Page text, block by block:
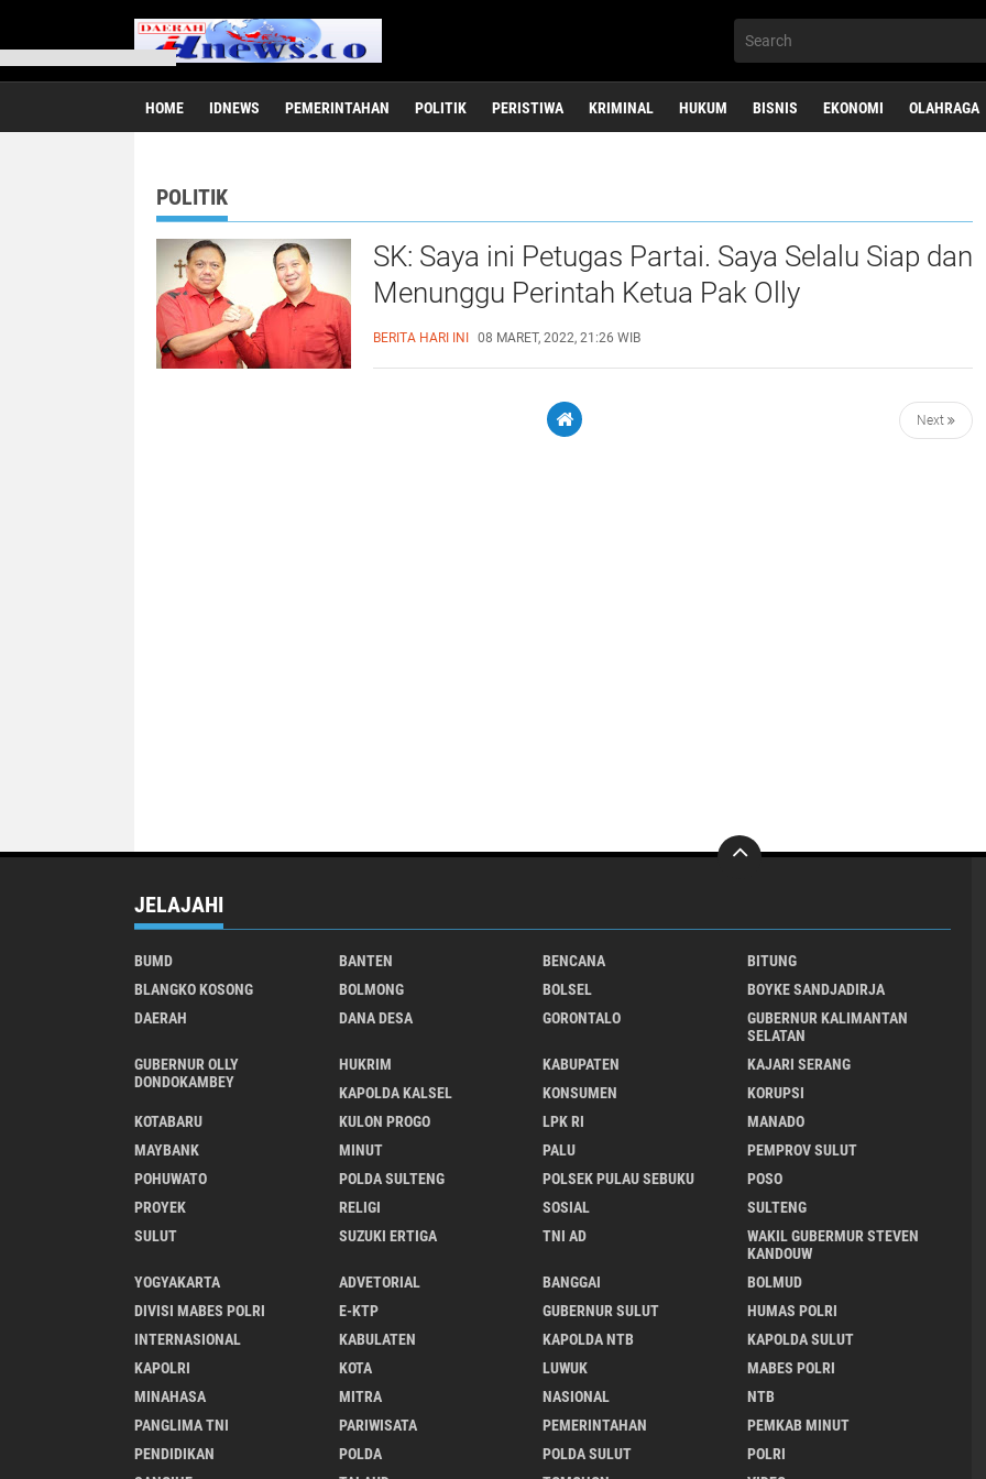
HOME IDNEWS PEMERINTAHAN POLITIK PERISTIWA KRIMINAL HUKUM BISNIS EKONOMI OLAHRAGA
POLITIK
SK: Saya ini Petugas Partai. Saya Selalu Siap dan
Menunggu Perintah Ketua Pak Olly
Dondokambey
BERITA HARI INI 08 MARET, 2022, 21:26 WIB
Next
JELAJAHI
BUMD BANTEN BENCANA
BITUNG
BLANGKO KOSONG
BOLMONG BOLSEL
BOYKE SANDJADIRJA
DAERAH
DANA DESA GORONTALO
GUBERNUR KALIMANTAN
SELATAN
GUBERNUR OLLY
DONDOKAMBEY
HUKRIM KABUPATEN
KAJARI SERANG
KAPOLDA KALSEL
KONSUMEN
KORUPSI
KOTABARU
KULON PROGO LPK RI
MANADO
MAYBANK
MINUT PALU
PEMPROV SULUT
POHUWATO
POLDA SULTENG POLSEK PULAU SEBUKU
POSO
PROYEK
RELIGI SOSIAL
SULTENG
SULUT
SUZUKI ERTIGA TNI AD
WAKIL GUBERMUR STEVEN
KANDOUW
YOGYAKARTA
ADVETORIAL BANGGAI
BOLMUD
DIVISI MABES POLRI
E-KTP GUBERNUR SULUT
HUMAS POLRI
INTERNASIONAL
KABULATEN KAPOLDA NTB
KAPOLDA SULUT
KAPOLRI
KOTA LUWUK
MABES POLRI
MINAHASA
MITRA NASIONAL
NTB
PANGLIMA TNI
PARIWISATA PEMERINTAHAN
PEMKAB MINUT
PENDIDIKAN
POLDA POLDA SULUT
POLRI